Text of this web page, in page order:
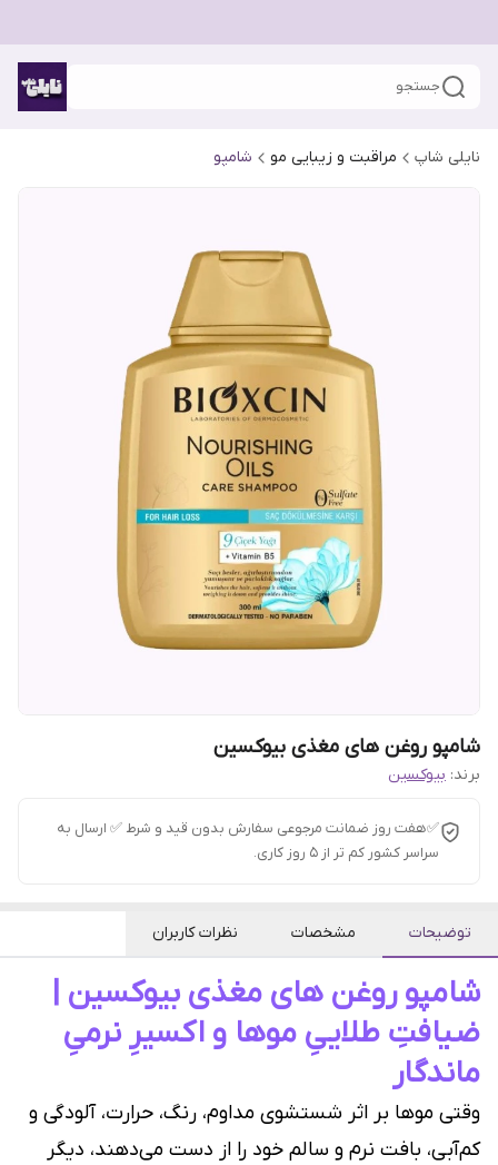
جستجو
نایلی شاپ مراقبت و زیبایی مو شامپو
شامپو روغن های مغذی بیوکسین
برند: بیوکسین
✅هفت روز ضمانت مرجوعی سفارش بدون قید و شرط ✅ ارسال به
سراسر کشور کم تر از 5 روز کاری.
توضیحات مشخصات نظرات کاربران
شامپو روغن های مغذی بیوکسین |
ضیافتِ طلاییِ موها و اکسیرِ نرمیِ
ماندگار
وقتی موها بر اثر شستشوی مداوم، رنگ، حرارت، آلودگی و
کم‌آبی، بافت نرم و سالم خود را از دست می‌دهند، دیگر